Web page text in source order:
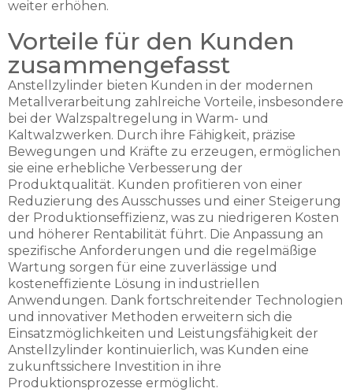
weiter erhöhen.
Vorteile für den Kunden
zusammengefasst
Anstellzylinder bieten Kunden in der modernen
Metallverarbeitung zahlreiche Vorteile, insbesondere
bei der Walzspaltregelung in Warm- und
Kaltwalzwerken. Durch ihre Fähigkeit, präzise
Bewegungen und Kräfte zu erzeugen, ermöglichen
sie eine erhebliche Verbesserung der
Produktqualität. Kunden profitieren von einer
Reduzierung des Ausschusses und einer Steigerung
der Produktionseffizienz, was zu niedrigeren Kosten
und höherer Rentabilität führt. Die Anpassung an
spezifische Anforderungen und die regelmäßige
Wartung sorgen für eine zuverlässige und
kosteneffiziente Lösung in industriellen
Anwendungen. Dank fortschreitender Technologien
und innovativer Methoden erweitern sich die
Einsatzmöglichkeiten und Leistungsfähigkeit der
Anstellzylinder kontinuierlich, was Kunden eine
zukunftssichere Investition in ihre
Produktionsprozesse ermöglicht.